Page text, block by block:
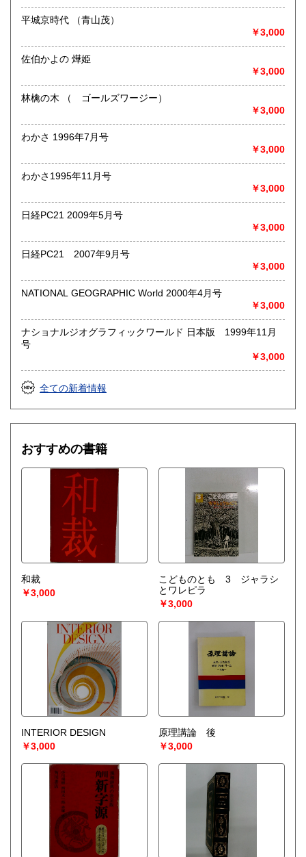
書籍の買取について
取り扱い分野
総記、哲学宗教、歴史、社会科学、自然科学、美術工芸、国
語国文、外国文学、古典籍、近代文献、趣味、外国書、サブ
カルチャー、古書一般（その他）
平城京時代 （青山茂）
￥3,000
佐伯かよの 燁姫
￥3,000
林檎の木 （ ゴールズワージー）
￥3,000
わかさ 1996年7月号
￥3,000
わかさ1995年11月号
￥3,000
日経PC21 2009年5月号
￥3,000
日経PC21 2007年9月号
￥3,000
NATIONAL GEOGRAPHIC World 2000年4月号
￥3,000
ナショナルジオグラフィックワールド 日本版 1999年11月
号
￥3,000
全ての新着情報
おすすめの書籍
和裁
￥3,000
こどものとも 3 ジャラシ
とワレピラ
￥3,000
INTERIOR DESIGN
￥3,000
原理講論 後
￥3,000